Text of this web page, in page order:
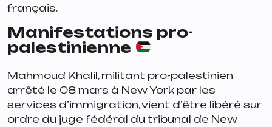
français.
Manifestations pro-
palestinienne
Mahmoud Khalil, militant pro-palestinien
arrêté le 08 mars à New York par les
services d’immigration, vient d’être libéré sur
ordre du juge fédéral du tribunal de New